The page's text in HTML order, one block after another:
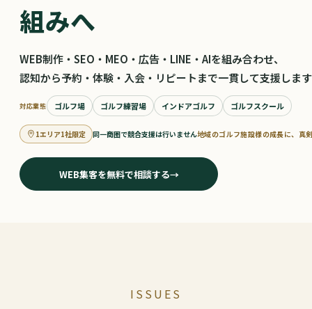
組みへ
WEB制作・SEO・MEO・広告・LINE・AIを組み合わせ、
認知から予約・体験・入会・リピートまで一貫して支援しま
対応業態 ゴルフ場 ゴルフ練習場 インドアゴルフ ゴルフスクール
1エリア1社限定 同一商圏で競合支援は行いません地域のゴルフ施設様の成長に、真
WEB集客を無料で相談する→
ISSUES